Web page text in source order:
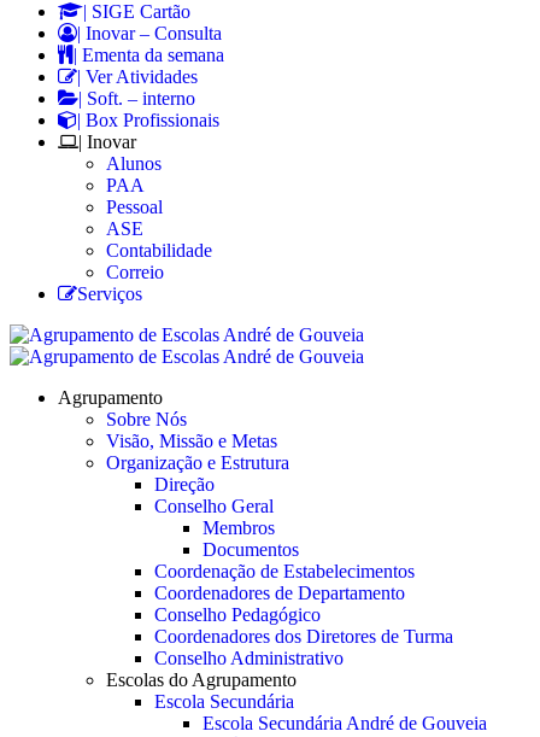
| SIGE Cartão
| Inovar – Consulta
| Ementa da semana
| Ver Atividades
| Soft. – interno
| Box Profissionais
| Inovar
Alunos
PAA
Pessoal
ASE
Contabilidade
Correio
Serviços
Agrupamento
Sobre Nós
Visão, Missão e Metas
Organização e Estrutura
Direção
Conselho Geral
Membros
Documentos
Coordenação de Estabelecimentos
Coordenadores de Departamento
Conselho Pedagógico
Coordenadores dos Diretores de Turma
Conselho Administrativo
Escolas do Agrupamento
Escola Secundária
Escola Secundária André de Gouveia